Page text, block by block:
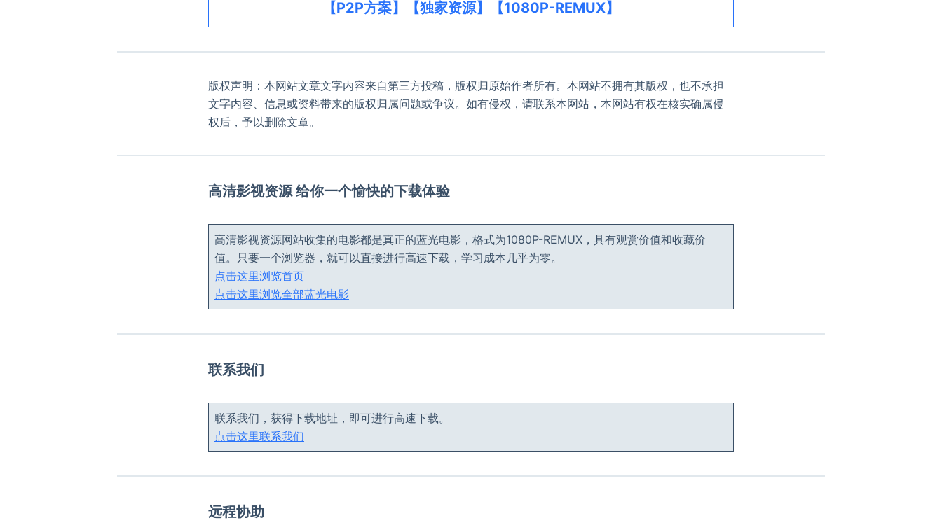
【P2P方案】【独家资源】【1080P-REMUX】
版权声明：本网站文章文字内容来自第三方投稿，版权归原始作者所有。本网站不拥有其版权，也不承担
文字内容、信息或资料带来的版权归属问题或争议。如有侵权，请联系本网站，本网站有权在核实确属侵
权后，予以删除文章。
高清影视资源 给你一个愉快的下载体验
高清影视资源网站收集的电影都是真正的蓝光电影，格式为1080P-REMUX，具有观赏价值和收藏价
值。只要一个浏览器，就可以直接进行高速下载，学习成本几乎为零。
点击这里浏览首页
点击这里浏览全部蓝光电影
联系我们
联系我们，获得下载地址，即可进行高速下载。
点击这里联系我们
远程协助